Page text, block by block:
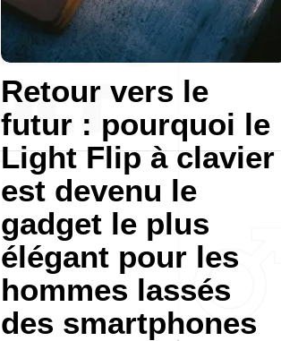
Retour vers le
futur : pourquoi le
Light Flip à clavier
est devenu le
gadget le plus
élégant pour les
hommes lassés
des smartphones